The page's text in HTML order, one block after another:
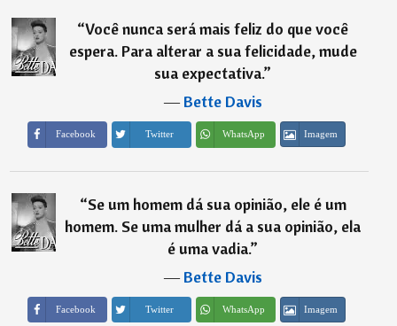
“Você nunca será mais feliz do que você
espera. Para alterar a sua felicidade, mude
sua expectativa.”
―Bette Davis
Facebook Twitter WhatsApp Imagem
“Se um homem dá sua opinião, ele é um
homem. Se uma mulher dá a sua opinião, ela
é uma vadia.”
―Bette Davis
Facebook Twitter WhatsApp Imagem